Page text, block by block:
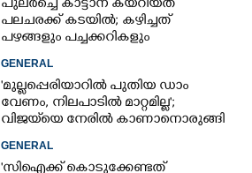
പുലർച്ചെ കാട്ടാന കയറിയത്
പലചരക്ക് കടയിൽ; കഴിച്ചത്
പഴങ്ങളും പച്ചക്കറികളും
GENERAL
'മുല്ലപ്പെരിയാറിൽ പുതിയ ഡാം
വേണം, നിലപാടിൽ മാറ്റമില്ല';
വിജയ്‌യെ നേരിൽ കാണാനൊരുങ്ങി
GENERAL
'സിഐക്ക് കൊടുക്കേണ്ടത്